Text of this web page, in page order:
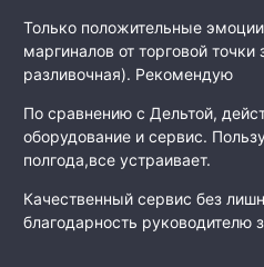
Только положительные
маргиналов от торговой
разливочная). Рекомендую
По сравнению с Дельтой,
оборудование и сервис.
полгода,все устраивает.
Качественный сервис без
благодарность руководителю